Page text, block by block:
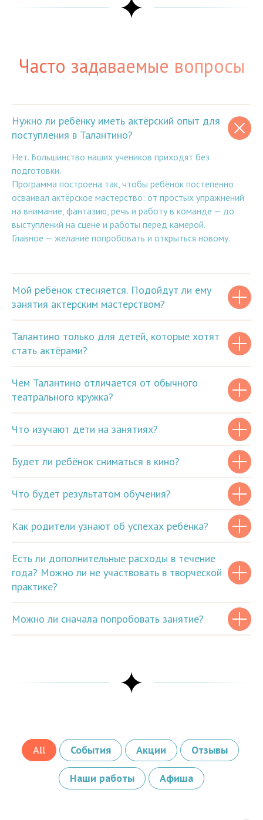
Часто задаваемые вопросы
Нужно ли ребёнку иметь актёрский опыт для
поступления в Талантино?
Нет. Большинство наших учеников приходят без
подготовки.
Программа построена так, чтобы ребёнок постепенно
осваивал актёрское мастерство: от простых упражнений
на внимание, фантазию, речь и работу в команде — до
выступлений на сцене и работы перед камерой.
Главное — желание попробовать и открыться новому.
Мой ребёнок стесняется. Подойдут ли ему
занятия актёрским мастерством?
Талантино только для детей, которые хотят
стать актёрами?
Чем Талантино отличается от обычного
театрального кружка?
Что изучают дети на занятиях?
Будет ли ребёнок сниматься в кино?
Что будет результатом обучения?
Как родители узнают об успехах ребёнка?
Есть ли дополнительные расходы в течение
года? Можно ли не участвовать в творческой
практике?
Можно ли сначала попробовать занятие?
All События Акции Отзывы
Наши работы Афиша